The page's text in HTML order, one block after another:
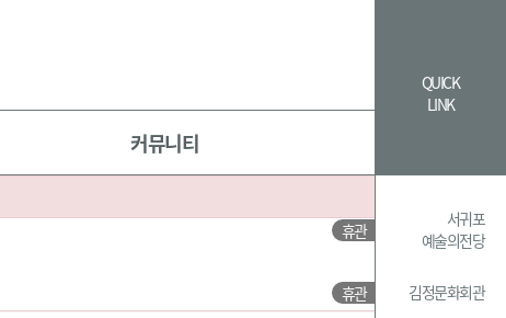
커뮤니티
QUICK
LINK
서귀포
예술의전당
김정문화회관